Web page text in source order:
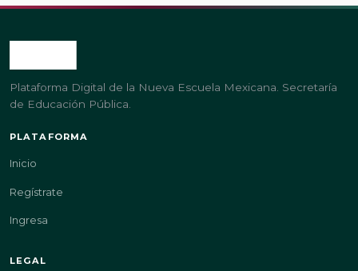
Plataforma Digital de la Nueva Escuela Mexicana. Secretaría
de Educación Pública.
PLATAFORMA
Inicio
Regístrate
Ingresa
LEGAL